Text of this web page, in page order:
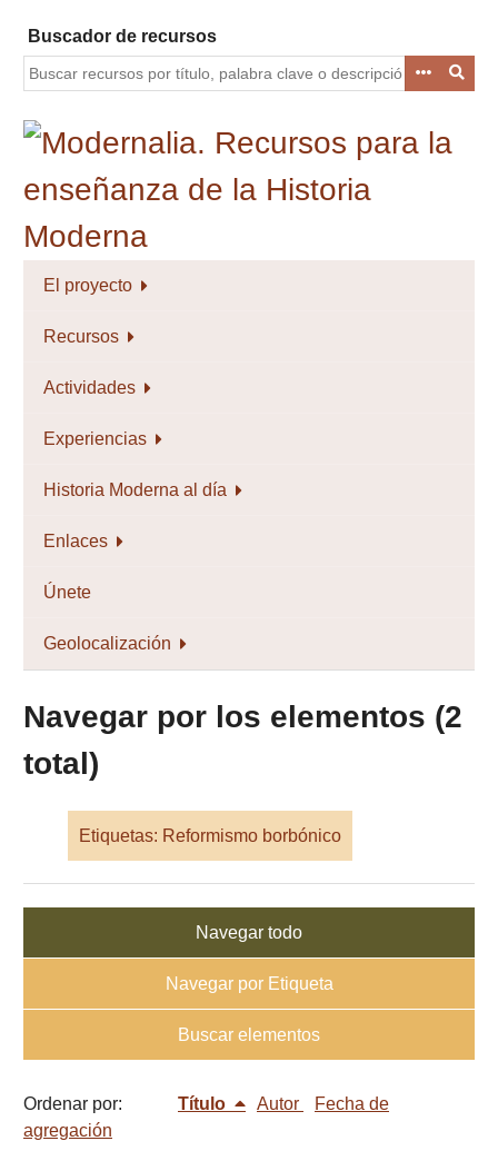
contenido
principal
Buscador de recursos
El proyecto
Recursos
Actividades
Experiencias
Historia Moderna al día
Enlaces
Únete
Geolocalización
Navegar por los elementos (2
total)
Etiquetas: Reformismo borbónico
Navegar todo
Navegar por Etiqueta
Buscar elementos
Ordenar por: Título Autor
Fecha de
agregación